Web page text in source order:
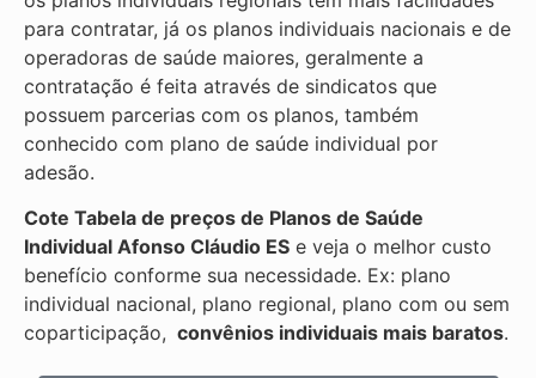
para contratar, já os planos individuais nacionais e de
operadoras de saúde maiores, geralmente a
contratação é feita através de sindicatos que
possuem parcerias com os planos, também
conhecido com plano de saúde individual por
adesão.
Cote Tabela de preços de Planos de Saúde
Individual Afonso Cláudio ES e veja o melhor custo
benefício conforme sua necessidade. Ex: plano
individual nacional, plano regional, plano com ou sem
coparticipação, convênios individuais mais baratos.